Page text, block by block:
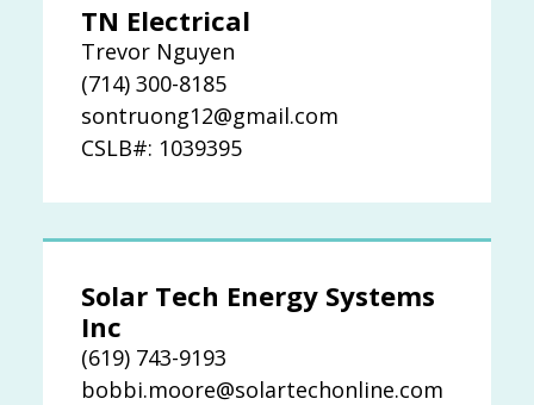
TN Electrical
Trevor Nguyen
(714) 300-8185
sontruong12@gmail.com
CSLB#: 1039395
Solar Tech Energy Systems
Inc
(619) 743-9193
bobbi.moore@solartechonline.com